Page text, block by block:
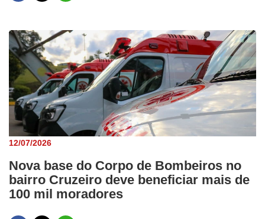
12/07/2026
Nova base do Corpo de Bombeiros no
bairro Cruzeiro deve beneficiar mais de
100 mil moradores